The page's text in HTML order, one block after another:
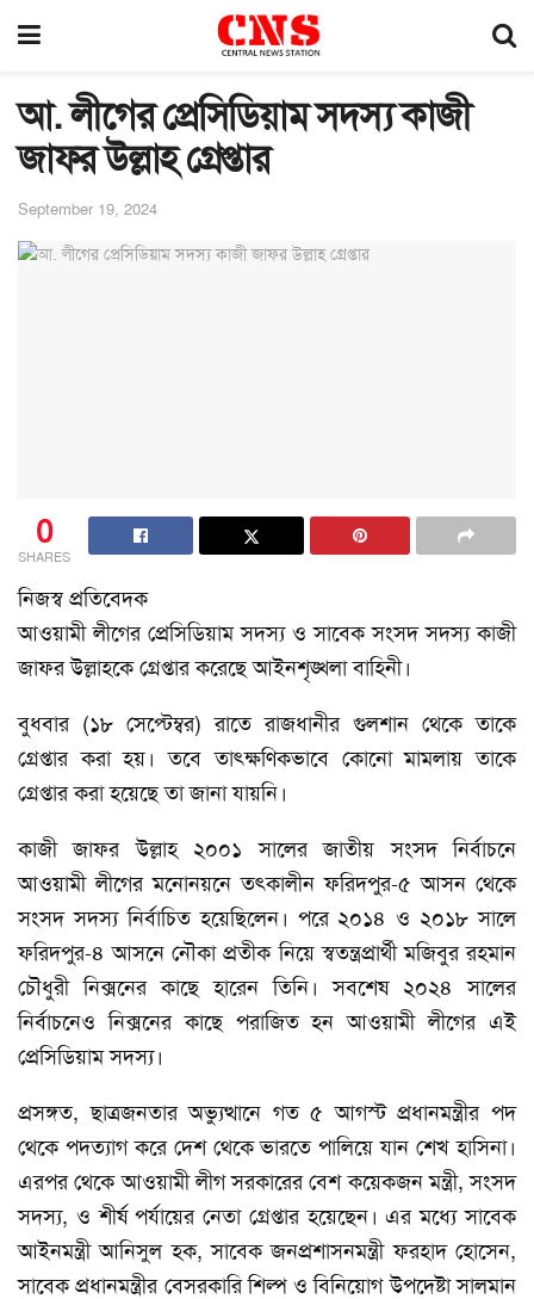
আ. লীগের প্রেসিডিয়াম সদস্য কাজী
জাফর উল্লাহ গ্রেপ্তার
September 19, 2024
0
SHARES
নিজস্ব প্রতিবেদক
আওয়ামী লীগের প্রেসিডিয়াম সদস্য ও সাবেক সংসদ সদস্য কাজী
জাফর উল্লাহকে গ্রেপ্তার করেছে আইনশৃঙ্খলা বাহিনী।
বুধবার (১৮ সেপ্টেম্বর) রাতে রাজধানীর গুলশান থেকে তাকে
গ্রেপ্তার করা হয়। তবে তাৎক্ষণিকভাবে কোনো মামলায় তাকে
গ্রেপ্তার করা হয়েছে তা জানা যায়নি।
কাজী জাফর উল্লাহ ২০০১ সালের জাতীয় সংসদ নির্বাচনে
আওয়ামী লীগের মনোনয়নে তৎকালীন ফরিদপুর-৫ আসন থেকে
সংসদ সদস্য নির্বাচিত হয়েছিলেন। পরে ২০১৪ ও ২০১৮ সালে
ফরিদপুর-৪ আসনে নৌকা প্রতীক নিয়ে স্বতন্ত্রপ্রার্থী মজিবুর রহমান
চৌধুরী নিক্সনের কাছে হারেন তিনি। সবশেষ ২০২৪ সালের
নির্বাচনেও নিক্সনের কাছে পরাজিত হন আওয়ামী লীগের এই
প্রেসিডিয়াম সদস্য।
প্রসঙ্গত, ছাত্রজনতার অভ্যুত্থানে গত ৫ আগস্ট প্রধানমন্ত্রীর পদ
থেকে পদত্যাগ করে দেশ থেকে ভারতে পালিয়ে যান শেখ হাসিনা।
এরপর থেকে আওয়ামী লীগ সরকারের বেশ কয়েকজন মন্ত্রী, সংসদ
সদস্য, ও শীর্ষ পর্যায়ের নেতা গ্রেপ্তার হয়েছেন। এর মধ্যে সাবেক
আইনমন্ত্রী আনিসুল হক, সাবেক জনপ্রশাসনমন্ত্রী ফরহাদ হোসেন,
সাবেক প্রধানমন্ত্রীর বেসরকারি শিল্প ও বিনিয়োগ উপদেষ্টা সালমান